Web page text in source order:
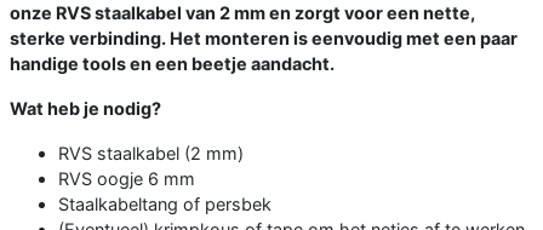
onze RVS staalkabel van 2 mm en zorgt voor een nette,
sterke verbinding. Het monteren is eenvoudig met een paar
handige tools en een beetje aandacht.
Wat heb je nodig?
RVS staalkabel (2 mm)
RVS oogje 6 mm
Staalkabeltang of persbek